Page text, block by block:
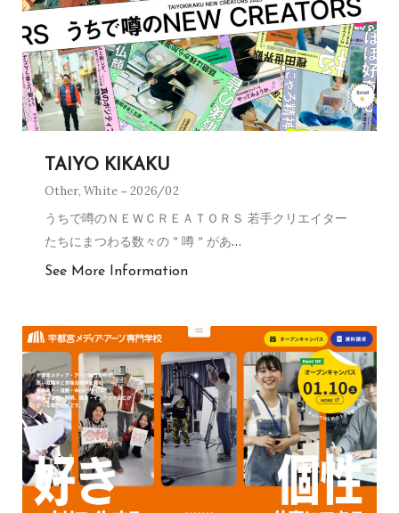
TAIYO KIKAKU
Other,White 2026/02
うちで噂のＮＥＷＣＲＥＡＴＯＲＳ 若手クリエイター
たちにまつわる数々の＂噂＂があ…
See More Information